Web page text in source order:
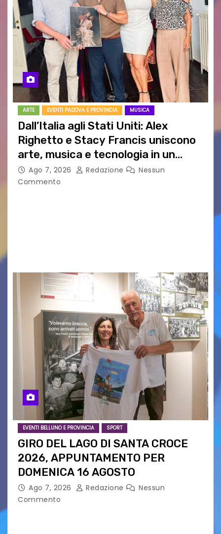
ARTE EVENTI PADOVA E PROVINCIA MUSICA
Dall’Italia agli Stati Uniti: Alex
Righetto e Stacy Francis uniscono
arte, musica e tecnologia in un
nuovo progetto internazionale”
Ago 7, 2026 Redazione
Nessun
Commento
EVENTI BELLUNO E PROVINCIA SPORT
GIRO DEL LAGO DI SANTA CROCE
2026, APPUNTAMENTO PER
DOMENICA 16 AGOSTO
Ago 7, 2026 Redazione
Nessun
Commento